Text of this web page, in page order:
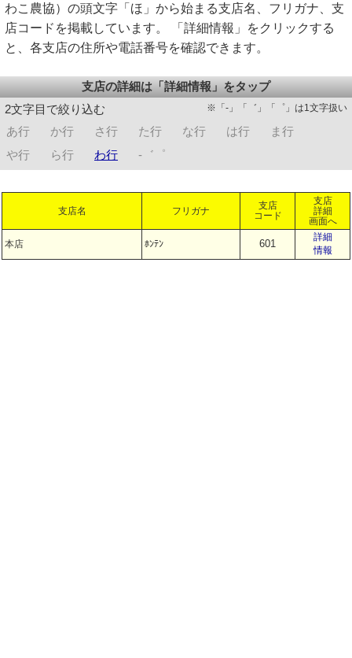
わこ農協）の頭文字「ほ」から始まる支店名、フリガナ、支
店コードを掲載しています。 「詳細情報」をクリックする
と、各支店の住所や電話番号を確認できます。
支店の詳細は「詳細情報」をタップ
2文字目で絞り込む
※「-」「゛」「゜」は1文字扱い
あ行 か行 さ行 た行 な行 は行
ま行
や行
ら行 わ行 -゛゜
支店名 フリガナ
支店
コード
支店
詳細
画面へ
本店 ﾎﾝﾃﾝ 601
詳細
情報